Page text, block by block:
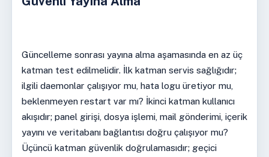
Güncelleme sonrası yayına alma aşamasında en az üç
katman test edilmelidir. İlk katman servis sağlığıdır;
ilgili daemonlar çalışıyor mu, hata logu üretiyor mu,
beklenmeyen restart var mı? İkinci katman kullanıcı
akışıdır; panel girişi, dosya işlemi, mail gönderimi, içerik
yayını ve veritabanı bağlantısı doğru çalışıyor mu?
Üçüncü katman güvenlik doğrulamasıdır; geçici